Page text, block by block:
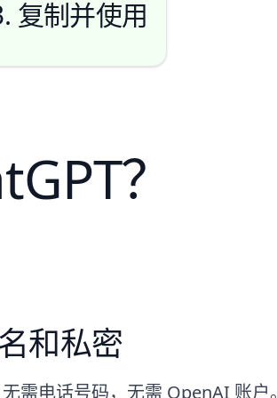
复制并使用
？
和私密
需电话号码，无需 OpenAI 账户。